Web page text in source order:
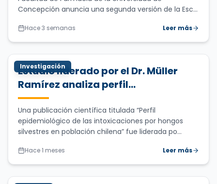
toda la vida
Concepción anuncia una segunda versión de la Esc...
Hace 3 semanas Leer más
Investigación
Estudio liderado por el Dr. Müller
Ramírez analiza perfil
epidemiológico de las
intoxicaciones por hongos
silvestres en Chile entre 2001 y 2024
Una publicación científica titulada “Perfil
epidemiológico de las intoxicaciones por hongos
silvestres en población chilena” fue liderada po...
Hace 1 meses Leer más